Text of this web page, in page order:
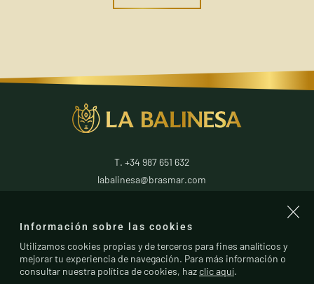
T. +34 987 651 632
labalinesa@brasmar.com
León (España)
Información sobre las cookies
Utilizamos cookies propias y de terceros para fines analíticos y
mejorar tu experiencia de navegación. Para más información o
consultar nuestra política de cookies, haz clic aquí.